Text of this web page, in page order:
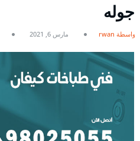
جوله
بواسطة rwan مارس 6, 2021